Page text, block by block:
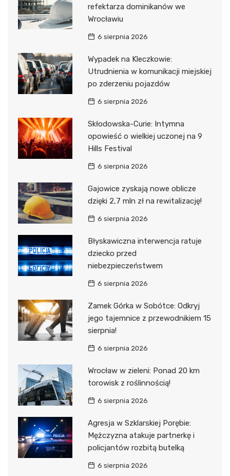
refektarza dominikanów we
Wrocławiu
6 sierpnia 2026
Wypadek na Kleczkowie:
Utrudnienia w komunikacji miejskiej
po zderzeniu pojazdów
6 sierpnia 2026
Skłodowska-Curie: Intymna
opowieść o wielkiej uczonej na 9
Hills Festival
6 sierpnia 2026
Gajowice zyskają nowe oblicze
dzięki 2,7 mln zł na rewitalizację!
6 sierpnia 2026
Błyskawiczna interwencja ratuje
dziecko przed
niebezpieczeństwem
6 sierpnia 2026
Zamek Górka w Sobótce: Odkryj
jego tajemnice z przewodnikiem 15
sierpnia!
6 sierpnia 2026
Wrocław w zieleni: Ponad 20 km
torowisk z roślinnością!
6 sierpnia 2026
Agresja w Szklarskiej Porębie:
Mężczyzna atakuje partnerkę i
policjantów rozbitą butelką
6 sierpnia 2026